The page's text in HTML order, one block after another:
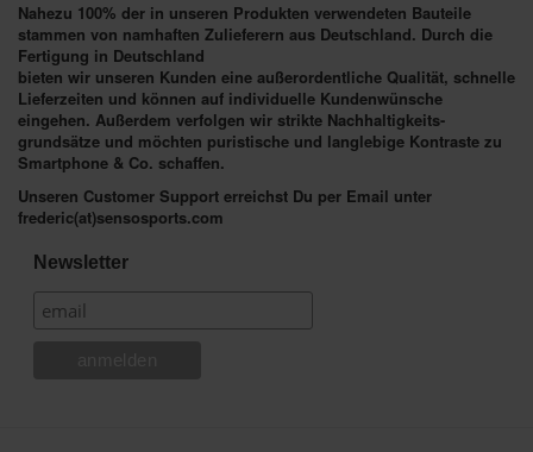
Nahezu 100% der in unseren Produkten verwendeten Bauteile
stammen von namhaften Zulieferern aus Deutschland. Durch die
Fertigung in Deutschland
bieten wir unseren Kunden eine außerordentliche Qualität, schnelle
Lieferzeiten und können auf individuelle Kundenwünsche
eingehen. Außerdem verfolgen wir strikte Nachhaltigkeits-
grundsätze und möchten puristische und langlebige Kontraste zu
Smartphone & Co. schaffen.
Unseren Customer Support erreichst Du per Email unter
frederic(at)sensosports.com
Newsletter